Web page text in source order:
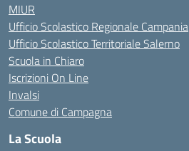
MIUR
Ufficio Scolastico Regionale Campania
Ufficio Scolastico Territoriale Salerno
Scuola in Chiaro
Iscrizioni On Line
Invalsi
Comune di Campagna
La Scuola